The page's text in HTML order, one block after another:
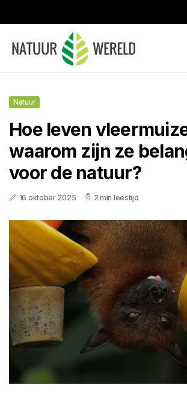
Natuur
Hoe leven
waarom zijn ze
voor de natuur?
16 oktober 2025 2 min leestijd